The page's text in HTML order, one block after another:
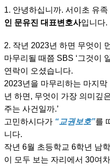
1. 안녕하십니까. 서이초 유
인 문유진 대표변호사입니다.
2. 작년 2023년 하면 무엇이
마무리될 때쯤 SBS ‘그것이
연락이 오셨습니다.
2023년을 마무리하는 마지
년 하면, 무엇이 가장 의미깊
주는 사건일까.’
고민하시다가 “교권보호”를
니다.
작년 6월 초등학교 6학년 남
이 모두 보는 자리에서 30여